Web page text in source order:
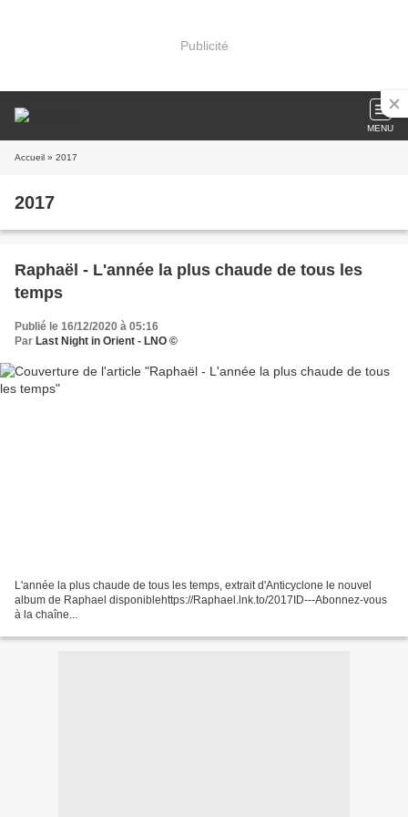
Publicité
MENU
Accueil » 2017
2017
Raphaël - L'année la plus chaude de tous les
temps
Publié le 16/12/2020 à 05:16
Par Last Night in Orient - LNO ©
L'année la plus chaude de tous les temps, extrait d'Anticyclone le nouvel
album de Raphael disponiblehttps://Raphael.lnk.to/2017ID---Abonnez-vous
à la chaîne...